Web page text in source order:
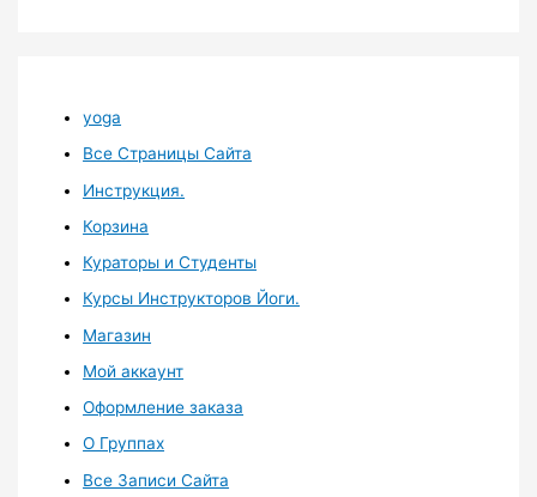
yoga
Все Страницы Сайта
Инструкция.
Корзина
Кураторы и Студенты
Курсы Инструкторов Йоги.
Магазин
Мой аккаунт
Оформление заказа
О Группах
Все Записи Сайта